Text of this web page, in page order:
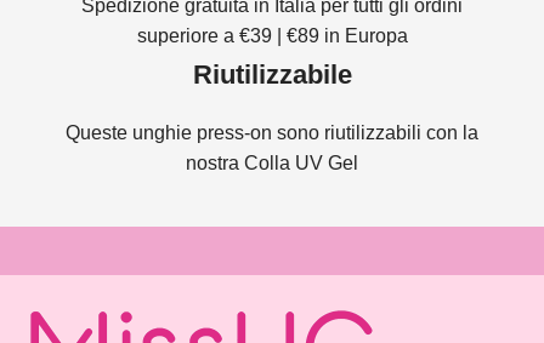
Spedizione gratuita in Italia per tutti gli ordini
superiore a €39 | €89 in Europa
Riutilizzabile
Queste unghie press-on sono riutilizzabili con la
nostra Colla UV Gel